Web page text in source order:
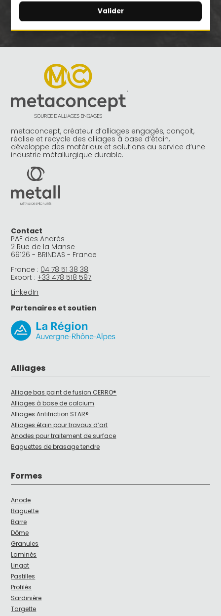
t
t
i
:
metaconcept, créateur d’alliages engagés, conçoit,
réalise et recycle des alliages à base d’étain,
développe des matériaux et solutions au service d’une
industrie métallurgique durable.
Contact
PAE des Andrés
2 Rue de la Manse
69126 - BRINDAS - France
France : 04 78 51 38 38
Export : +33 478 518 597
LinkedIn
Partenaires et soutien
Alliages
Alliage bas point de fusion CERRO®
Alliages à base de calcium
Alliages Antifriction STAR®
Alliages étain pour travaux d’art
Anodes pour traitement de surface
Baguettes de brasage tendre
Formes
Anode
Baguette
Barre
Dôme
Granules
Laminés
Lingot
Pastilles
Profilés
Sardinière
Targette